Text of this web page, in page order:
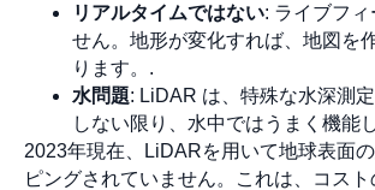
リアルタイムではない: ライブフィ
せん。地形が変化すれば、地図を
ります。.
水問題: LiDAR は、特殊な水深測
しない限り、水中ではうまく機能
2023年現在、LiDARを用いて地球表面
ピングされていません。これは、コス